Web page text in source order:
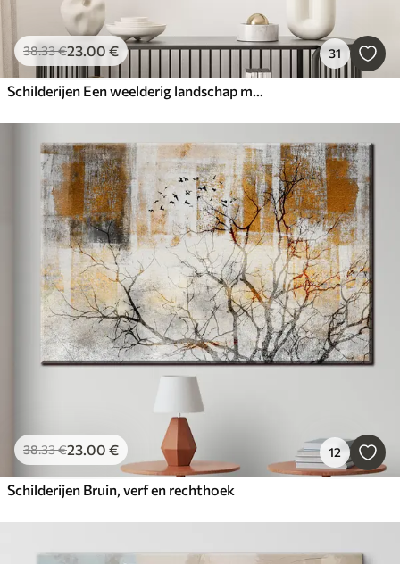
38.33€23.00 € 31
Schilderijen Een weelderig landschap met een levendige wilde bloemenweide vol kleurrijke bloemen onder een bewolkte lucht
38.33€23 .00 € 12
Schilderijen Bruin, verf en rechthoek